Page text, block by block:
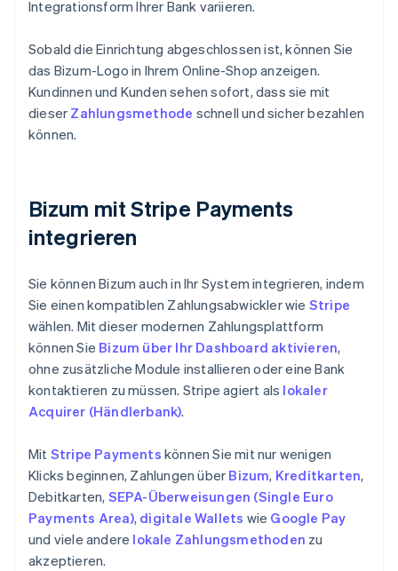
Integrationsform Ihrer Bank variieren.
Sobald die Einrichtung abgeschlossen ist, können Sie
das Bizum-Logo in Ihrem Online-Shop anzeigen.
Kundinnen und Kunden sehen sofort, dass sie mit
dieser Zahlungsmethode schnell und sicher bezahlen
können.
Bizum mit Stripe Payments
integrieren
Sie können Bizum auch in Ihr System integrieren, indem
Sie einen kompatiblen Zahlungsabwickler wie Stripe
wählen. Mit dieser modernen Zahlungsplattform
können Sie Bizum über Ihr Dashboard aktivieren,
ohne zusätzliche Module installieren oder eine Bank
kontaktieren zu müssen. Stripe agiert als lokaler
Acquirer (Händlerbank).
Mit Stripe Payments können Sie mit nur wenigen
Klicks beginnen, Zahlungen über Bizum, Kreditkarten,
Debitkarten, SEPA-Überweisungen (Single Euro
Payments Area), digitale Wallets wie Google Pay
und viele andere lokale Zahlungsmethoden zu
akzeptieren.